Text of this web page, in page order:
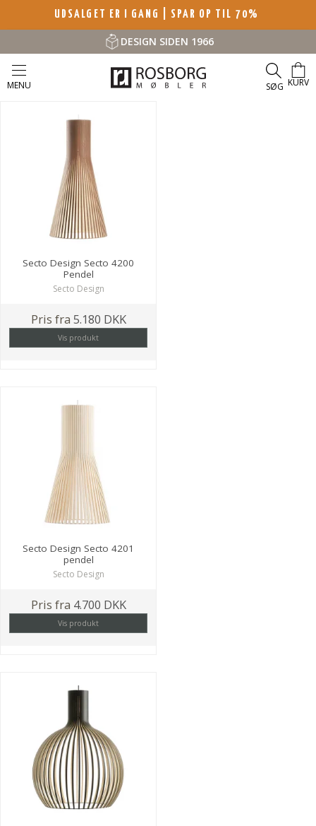
UDSALGET ER I GANG | SPAR OP TIL 70%
DESIGN SIDEN 1966
MENU SØG KURV
Secto Design Secto 4200
Pendel
Secto Design
Pris fra 5.180 DKK
Vis produkt
Secto Design Secto 4201
pendel
Secto Design
Pris fra 4.700 DKK
Vis produkt